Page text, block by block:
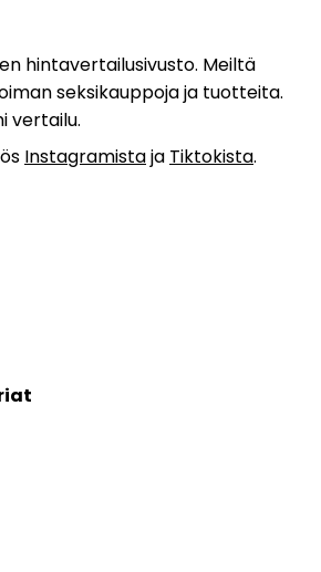
hintavertailusivusto. Meiltä
seksikauppoja ja tuotteita.
vertailu.
Instagramistaja Tiktokista.